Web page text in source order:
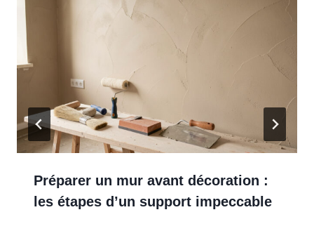
Préparer un mur avant décoration :
les étapes d’un support impeccable